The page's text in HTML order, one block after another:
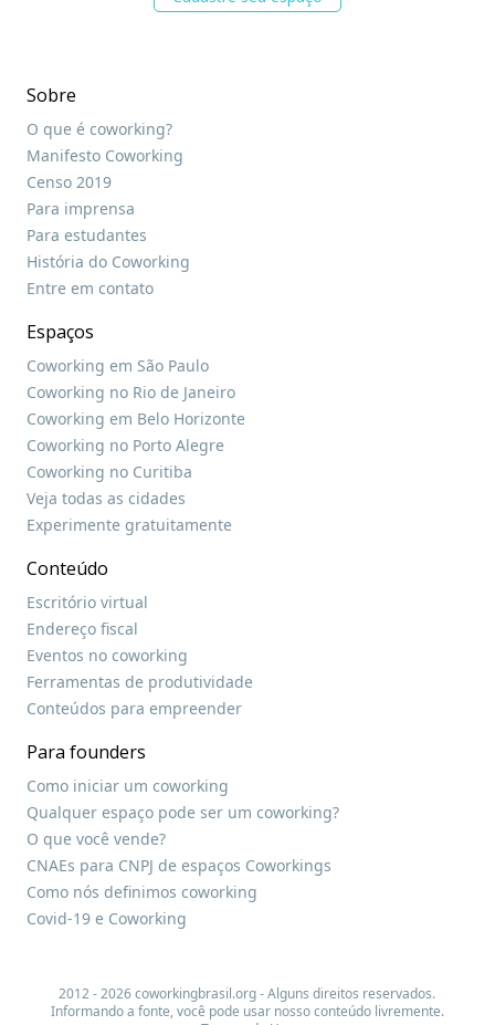
Sobre
O que é coworking?
Manifesto Coworking
Censo 2019
Para imprensa
Para estudantes
História do Coworking
Entre em contato
Espaços
Coworking em São Paulo
Coworking no Rio de Janeiro
Coworking em Belo Horizonte
Coworking no Porto Alegre
Coworking no Curitiba
Veja todas as cidades
Experimente gratuitamente
Conteúdo
Escritório virtual
Endereço fiscal
Eventos no coworking
Ferramentas de produtividade
Conteúdos para empreender
Para founders
Como iniciar um coworking
Qualquer espaço pode ser um coworking?
O que você vende?
CNAEs para CNPJ de espaços Coworkings
Como nós definimos coworking
Covid-19 e Coworking
2012 - 2026 coworkingbrasil.org - Alguns direitos reservados.
Informando a fonte, você pode usar nosso conteúdo livremente.